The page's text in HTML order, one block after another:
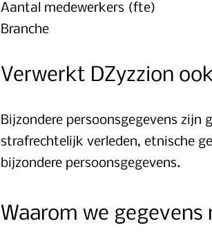
Aantal medewerkers (fte)
Branche
Verwerkt DZyzzion
Bijzondere persoonsgegevens zijn
strafrechtelijk verleden, etnische
bijzondere persoonsgegevens.
Waarom we gegevens